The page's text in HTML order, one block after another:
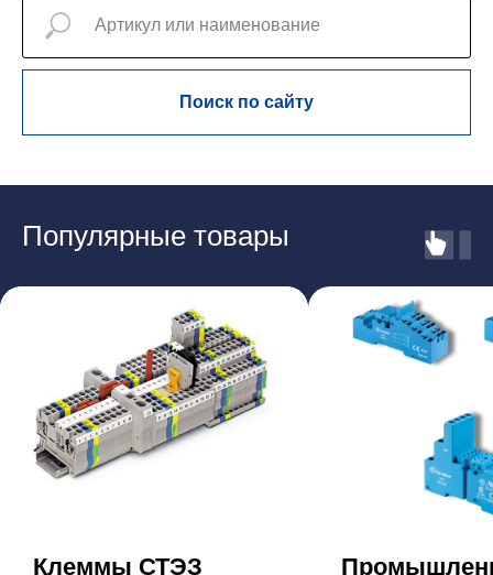
Поиск по сайту
Популярные товары
Клеммы СТЭЗ